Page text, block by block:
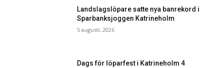
Landslagslöpare satte nya banrekord i
Sparbanksjoggen Katrineholm
5 augusti, 2026
Dags för löparfest i Katrineholm 4